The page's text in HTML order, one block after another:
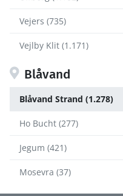
Vejers (735)
Vejlby Klit (1.171)
Blåvand
Blåvand Strand (1.278)
Ho Bucht (277)
Jegum (421)
Mosevra (37)